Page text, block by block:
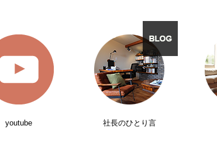
youtube 社長のひとり言